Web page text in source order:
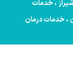
، خدمات
، خدمات درمان